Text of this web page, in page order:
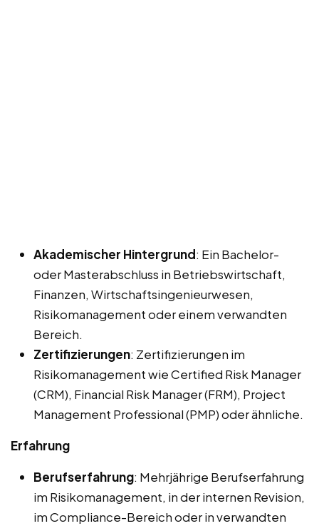
Akademischer Hintergrund: Ein Bachelor-
oder Masterabschluss in Betriebswirtschaft,
Finanzen, Wirtschaftsingenieurwesen,
Risikomanagement oder einem verwandten
Bereich.
Zertifizierungen: Zertifizierungen im
Risikomanagement wie Certified Risk Manager
(CRM), Financial Risk Manager (FRM), Project
Management Professional (PMP) oder ähnliche.
Erfahrung
Berufserfahrung: Mehrjährige Berufserfahrung
im Risikomanagement, in der internen Revision,
im Compliance-Bereich oder in verwandten